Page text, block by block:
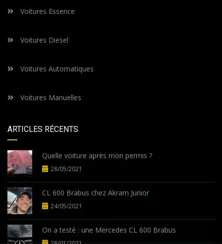
Voitures Essence
Voitures Diesel
Voitures Automatiques
Voitures Manuelles
ARTICLES RÉCENTS
Quelle voiture après mon permis ?
28/05/2021
CL 600 Brabus chez Akram Junior
24/05/2021
On a testé : une Mercedes CL 600 Brabus